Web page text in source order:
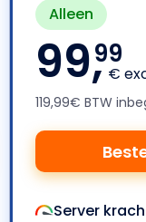
Alleen
99,99
€
119,99€ BTW
Server